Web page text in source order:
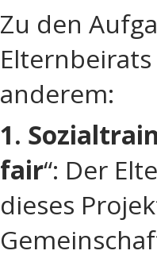
Zu den
anderem:
1.
fair“: Der
dieses